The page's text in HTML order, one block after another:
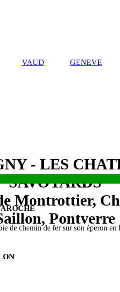
- LES
SAVOYARDS
Montrottier,
Pontverre
VAUD GENEVE
de chemin de fer sur son éperon